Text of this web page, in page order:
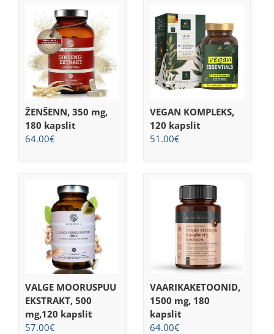
ŽENŠENN, 350 mg,
180 kapslit
64.00€
VEGAN KOMPLEKS,
120 kapslit
51.00€
VALGE MOORUSPUU
EKSTRAKT, 500
mg,120 kapslit
57.00€
VAARIKAKETOONID,
1500 mg, 180
kapslit
64.00€